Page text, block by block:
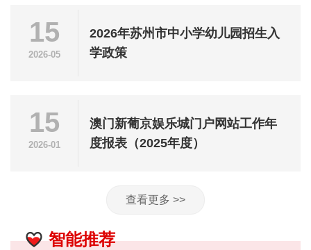
15
2026-05
2026年苏州市中小学幼儿园招生入
学政策
15
2026-01
澳门新葡京娱乐城门户网站工作年
度报表（2025年度）
查看更多 >>
智能推荐